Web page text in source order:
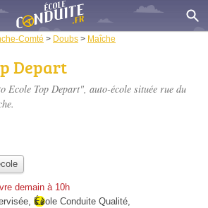
Comté > Doubs > Maîche
Depart
Ecole Top Depart", auto-école située rue du
demain à 10h
, École Conduite Qualité,